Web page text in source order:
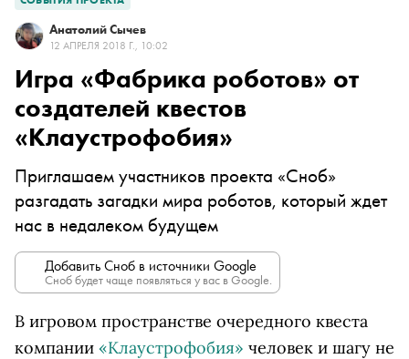
Анатолий Сычев
12 АПРЕЛЯ 2018 Г., 10:02
Игра «Фабрика роботов» от
создателей квестов
«Клаустрофобия»
Приглашаем участников проекта «Сноб»
разгадать загадки мира роботов, который ждет
нас в недалеком будущем
Добавить Сноб в источники Google
Сноб будет чаще появляться у вас в Google.
В игровом пространстве очередного квеста
компании «Клаустрофобия» человек и шагу не